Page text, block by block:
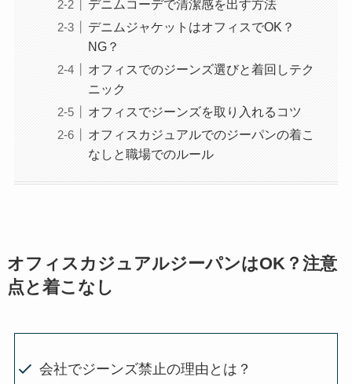
デニムコーデで清潔感を出す方法
デニムジャケットはオフィスでOK？
NG？
オフィスでのジーンズ選びと着回しテク
ニック
オフィスでジーンズを取り入れるコツ
オフィスカジュアルでのジーパンの着こ
なしと職場でのルール
オフィスカジュアルジーパンはOK？注意
点と着こなし
会社でジーンズ禁止の理由とは？